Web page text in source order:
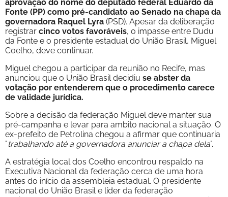
aprovação do nome do deputado federal Eduardo da
Fonte (PP) como pré-candidato ao Senado na chapa da
governadora Raquel Lyra (PSD). Apesar da deliberação
registrar cinco votos favoráveis, o impasse entre Dudu
da Fonte e o presidente estadual do União Brasil, Miguel
Coelho, deve continuar.
Miguel chegou a participar da reunião no Recife, mas
anunciou que o União Brasil decidiu se abster da
votação por entenderem que o procedimento carece
de validade jurídica.
Sobre a decisão da federação Miguel deve manter sua
pré-campanha e levar para ambito nacional a situação. O
ex-prefeito de Petrolina chegou a afirmar que continuaria
"trabalhando até a governadora anunciar a chapa dela".
A estratégia local dos Coelho encontrou respaldo na
Executiva Nacional da federação cerca de uma hora
antes do início da assembleia estadual. O presidente
nacional do União Brasil e líder da federação